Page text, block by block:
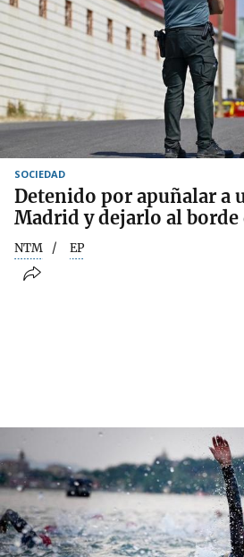
SOCIEDAD
Detenido por apuñalar a
Madrid y dejarlo al borde
NTM EP